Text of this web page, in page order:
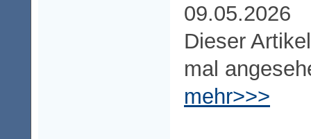
09.05.2026
Dieser
mal
mehr>>>